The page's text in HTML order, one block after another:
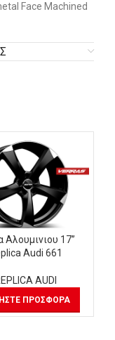
Face Machined
Αλουμινιου 17”
Audi 661
AUDI
ΠΡΟΣΦΟΡΆ